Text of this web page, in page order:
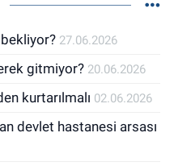
27.06.2026
gitmiyor? 20.06.2026
kurtarılmalı 02.06.2026
devlet hastanesi arsası